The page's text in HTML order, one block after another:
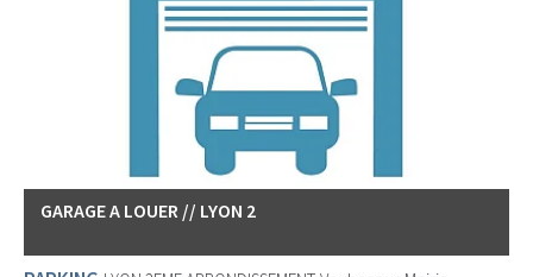
GARAGE A LOUER // LYON 2